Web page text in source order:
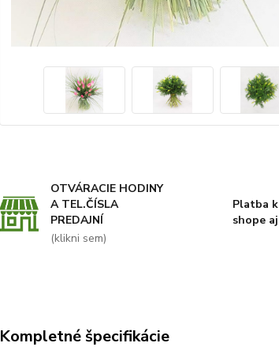
OTVÁRACIE HODINY
A TEL.ČÍSLA
PREDAJNÍ
(klikni sem)
Platba
shope
Kompletné špecifikácie